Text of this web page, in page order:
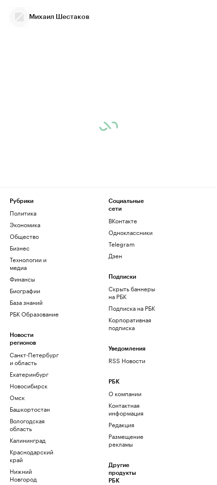
Михаил Шестаков
Рубрики
Политика
Экономика
Общество
Бизнес
Технологии и
медиа
Финансы
Биографии
База знаний
РБК Образование
Новости
регионов
Санкт-Петербург
и область
Екатеринбург
Новосибирск
Омск
Башкортостан
Вологодская
область
Калининград
Краснодарский
край
Нижний
Новгород
Социальные
сети
ВКонтакте
Одноклассники
Telegram
Дзен
Подписки
Скрыть баннеры
на РБК
Подписка на РБК
Корпоративная
подписка
Уведомления
RSS Новости
РБК
О компании
Контактная
информация
Редакция
Размещение
рекламы
Другие
продукты
РБК